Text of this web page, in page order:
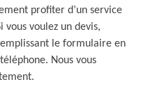
profiter d’un service
vous voulez un devis,
le formulaire en
Nous vous